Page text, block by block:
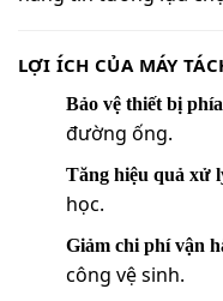
LỢI ÍCH CỦA MÁY
Bảo vệ thiết bị
đường ống.
Tăng hiệu quả xử
học.
Giảm chi phí vận
công vệ sinh.